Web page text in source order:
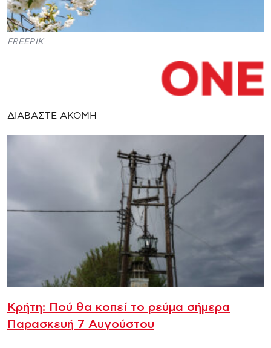
FREEPIK
ΔΙΑΒΑΣΤΕ ΑΚΟΜΗ
Κρήτη: Πού θα κοπεί το ρεύμα σήμερα
Παρασκευή 7 Αυγούστου